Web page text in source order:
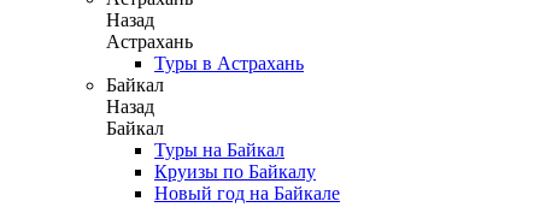
Назад
Астрахань
Туры в Астрахань
Байкал
Назад
Байкал
Туры на Байкал
Круизы по Байкалу
Новый год на Байкале